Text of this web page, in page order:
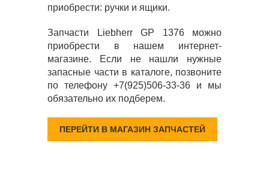
приобрести: ручки и ящики.
Запчасти Liebherr GP 1376 можно
приобрести в нашем интернет-
магазине. Если не нашли нужные
запасные части в каталоге, позвоните
по телефону +7(925)506-33-36 и мы
обязательно их подберем.
ПЕРЕЙТИ В МАГАЗИН ЗАПЧАСТЕЙ